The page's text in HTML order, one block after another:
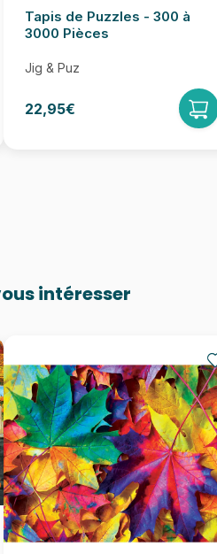
Tapis de Puzzles - 300 à
3000 Pièces
Jig & Puz
22,95€
intéresser